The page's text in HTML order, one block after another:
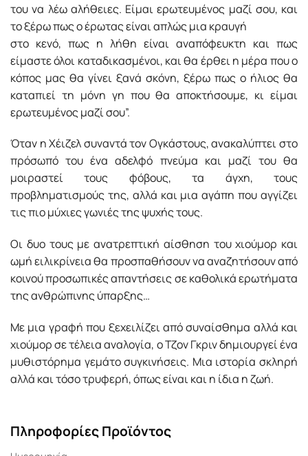
του να λέω αλήθειες. Είμαι ερωτευμένος μαζί σου, και
το ξέρω πως ο έρωτας είναι απλώς μια κραυγή
στο κενό, πως η λήθη είναι αναπόφευκτη και πως
είμαστε όλοι καταδικασμένοι, και θα έρθει η μέρα που ο
κόπος μας θα γίνει ξανά σκόνη, ξέρω πως ο ήλιος θα
καταπιεί τη μόνη γη που θα αποκτήσουμε, κι είμαι
ερωτευμένος μαζί σου”.
Όταν η Χέιζελ συναντά τον Ογκάστους, ανακαλύπτει στο
πρόσωπό του ένα αδελφό πνεύμα και μαζί του θα
μοιραστεί τους φόβους, τα άγχη, τους
προβληματισμούς της, αλλά και μια αγάπη που αγγίζει
τις πιο μύχιες γωνιές της ψυχής τους.
Οι δυο τους με ανατρεπτική αίσθηση του χιούμορ και
ωμή ειλικρίνεια θα προσπαθήσουν να αναζητήσουν από
κοινού προσωπικές απαντήσεις σε καθολικά ερωτήματα
της ανθρώπινης ύπαρξης…
Με μια γραφή που ξεχειλίζει από συναίσθημα αλλά και
χιούμορ σε τέλεια αναλογία, ο Τζον Γκριν δημιουργεί ένα
μυθιστόρημα γεμάτο συγκινήσεις. Μια ιστορία σκληρή
αλλά και τόσο τρυφερή, όπως είναι και η ίδια η ζωή.
Πληροφορίες Προϊόντος